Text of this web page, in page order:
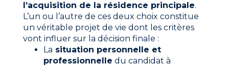
l’acquisition de la résidence principale.
L’un ou l’autre de ces deux choix constitue
un véritable projet de vie dont les critères
vont influer sur la décision finale :
La situation personnelle et
professionnelle du candidat à